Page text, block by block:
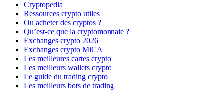
Cryptopedia
Ressources crypto utiles
Ou acheter des cryptos ?
Qu’est-ce que la cryptomonnaie ?
Exchanges crypto 2026
Exchanges crypto MiCA
Les meilleures cartes crypto
Les meilleurs wallets crypto
Le guide du trading crypto
Les meilleurs bots de trading